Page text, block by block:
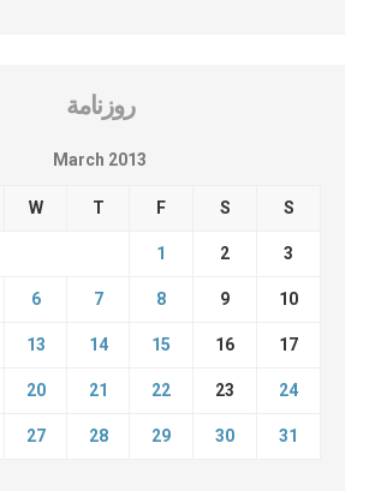
روزنامة
March 2013
W T F S S
1 2 3
6 7 8 9 10
13 14 15 16 17
20 21 22 23 24
27 28 29 30 31